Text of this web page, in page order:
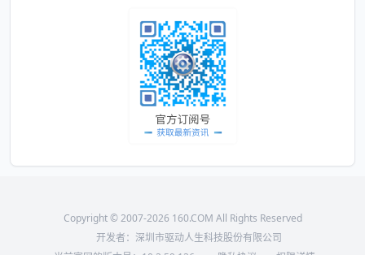
Copyright © 2007-2026 160.COM All Rights Reserved
开发者：深圳市驱动人生科技股份有限公司